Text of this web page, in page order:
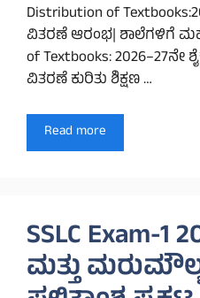
Distribution of
ವಿತರಣೆ ಆರಂಭ| ಶಾಲೆಗಳಿಗೆ
of Textbooks: 2026–27ನೇ
ವಿತರಣೆ ಕುರಿತು ಶಿಕ್ಷಣ …
Read more
SSLC Exam-
ಮತ್ತು